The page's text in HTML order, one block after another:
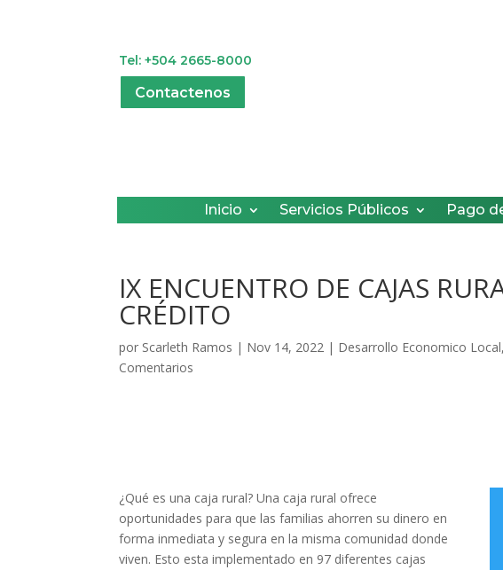
Tel: +504 2665-8000
Contactenos
Inicio Servicios Públicos Pago
IX ENCUENTRO DE CAJAS
CRÉDITO
por Scarleth Ramos | Nov 14, 2022 | Desarrollo Economico Local,
Comentarios
¿Qué es una caja rural? Una caja rural ofrece
oportunidades para que las familias ahorren su dinero en
forma inmediata y segura en la misma comunidad donde
viven. Esto esta implementado en 97 diferentes cajas